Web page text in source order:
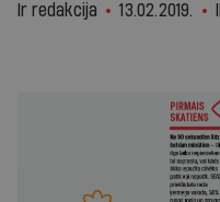
Ir redakcija 13.02.2019.